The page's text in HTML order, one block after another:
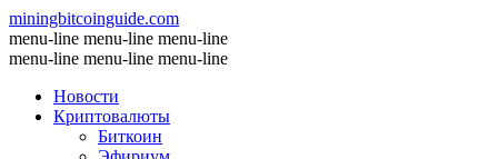
miningbitcoinguide.com
menu-line menu-line menu-line
menu-line menu-line menu-line
Новости
Криптовалюты
Биткоин